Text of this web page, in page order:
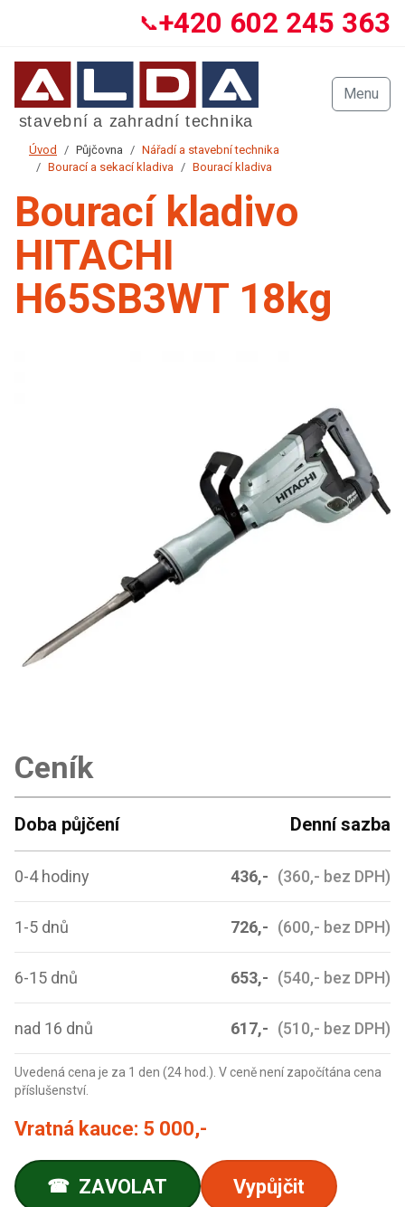
📞+420 602 245 363
Menu
Úvod Půjčovna
Nářadí a stavební technika
Bourací a sekací kladiva
Bourací kladiva
Bourací kladivo
HITACHI
H65SB3WT 18kg
Ceník
Doba půjčení Denní sazba
0-4 hodiny 436,- (360,- bez DPH)
1-5 dnů 726,- (600,- bez DPH)
6-15 dnů 653,- (540,- bez DPH)
nad 16 dnů 617,- (510,- bez DPH)
Uvedená cena je za 1 den (24 hod.). V ceně není započítána cena
příslušenství.
Vratná kauce: 5 000,-
☎ ZAVOLAT Vypůjčit